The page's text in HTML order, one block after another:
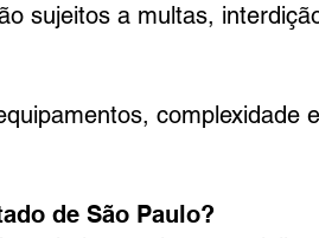
sujeitos a multas,
complexidade
de São Paulo?